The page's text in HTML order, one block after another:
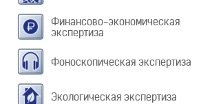
Финансово-экономическая
экспертиза
Фоноскопическая экспертиза
Экологическая экспертиза